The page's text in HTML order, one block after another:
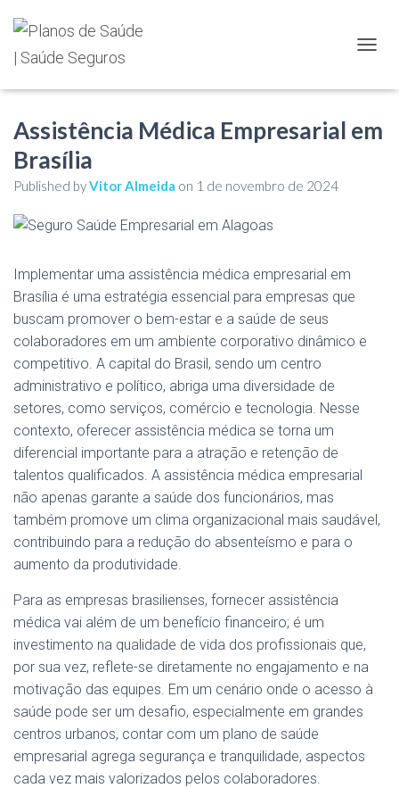
Assistência Médica Empresarial em
Brasília
Published byVitor Almeida on 1 de novembro de 2024
Implementar uma assistência médica empresarial em
Brasília é uma estratégia essencial para empresas que
buscam promover o bem-estar e a saúde de seus
colaboradores em um ambiente corporativo dinâmico e
competitivo. A capital do Brasil, sendo um centro
administrativo e político, abriga uma diversidade de
setores, como serviços, comércio e tecnologia. Nesse
contexto, oferecer assistência médica se torna um
diferencial importante para a atração e retenção de
talentos qualificados. A assistência médica empresarial
não apenas garante a saúde dos funcionários, mas
também promove um clima organizacional mais saudável,
contribuindo para a redução do absenteísmo e para o
aumento da produtividade.
Para as empresas brasilienses, fornecer assistência
médica vai além de um benefício financeiro; é um
investimento na qualidade de vida dos profissionais que,
por sua vez, reflete-se diretamente no engajamento e na
motivação das equipes. Em um cenário onde o acesso à
saúde pode ser um desafio, especialmente em grandes
centros urbanos, contar com um plano de saúde
empresarial agrega segurança e tranquilidade, aspectos
cada vez mais valorizados pelos colaboradores.